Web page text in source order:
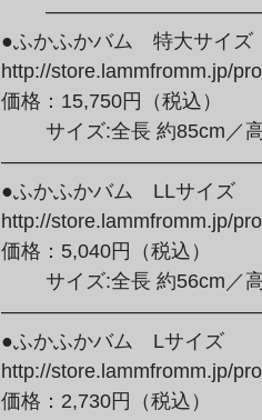
●ふかふかバム　特大サイズ
http://store.lammfromm.jp/
価格：15,750円（税込）
●ふかふかバム　LLサイズ
http://store.lammfromm.jp/
価格：5,040円（税込）
●ふかふかバム　Lサイズ
http://store.lammfromm.jp/
価格：2,730円（税込）